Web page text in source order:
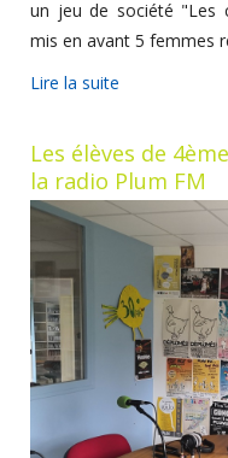
un jeu de société "Les
mis en avant 5 femmes
Lire la suite
Les élèves de
la radio Plum FM